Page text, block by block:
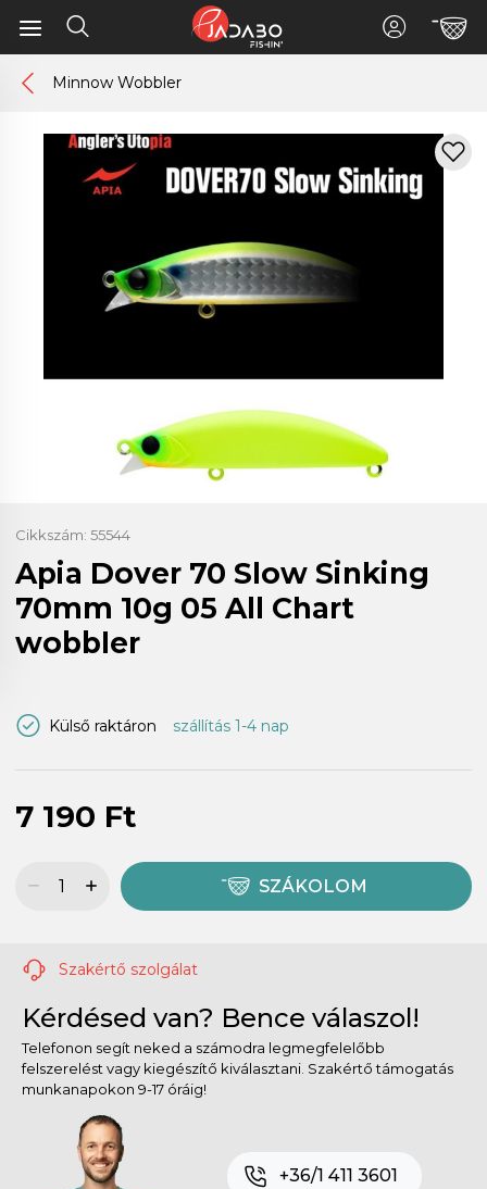
Minnow Wobbler
Cikkszám: 55544
Apia Dover 70 Slow Sinking
70mm 10g 05 All Chart
wobbler
Külső raktáron szállítás 1-4 nap
7 190 Ft
SZÁKOLOM
Szakértő szolgálat
Kérdésed van? Bence válaszol!
Telefonon segít neked a számodra legmegfelelőbb
felszerelést vagy kiegészítő kiválasztani. Szakértő támogatás
munkanapokon 9-17 óráig!
+36/1 411 3601